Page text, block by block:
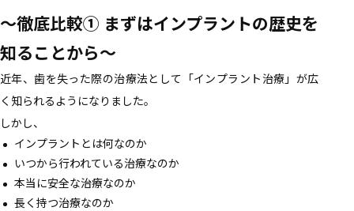
～徹底比較① まずはインプラントの歴史を
知ることから～
近年、歯を失った際の治療法として「インプラント治療」が広
く知られるようになりました。
しかし、
インプラントとは何なのか
いつから行われている治療なのか
本当に安全な治療なのか
長く持つ治療なのか